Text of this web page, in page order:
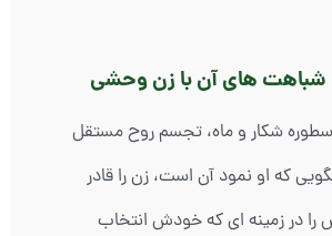
شباهت های آن با زن وحشی
شکار و ماه، تجسم روح مستقل
که او نمود آن است، زن را قادر
را در زمینه ای که خودش انتخاب